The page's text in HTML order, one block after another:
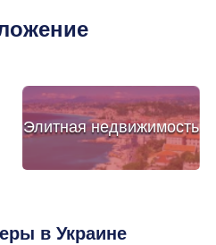
Элитная недвижимость
в Украине